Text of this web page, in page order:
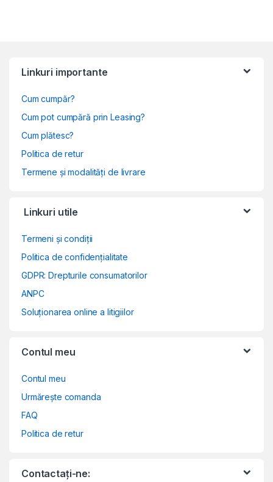
Linkuri importante
Cum cumpăr?
Cum pot cumpără prin Leasing?
Cum plătesc?
Politica de retur
Termene și modalități de livrare
Linkuri utile
Termeni și condiții
Politica de confidențialitate
GDPR: Drepturile consumatorilor
ANPC
Soluționarea online a litigiilor
Contul meu
Contul meu
Urmărește comanda
FAQ
Politica de retur
Contactați-ne: